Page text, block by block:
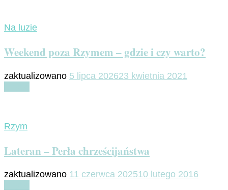
Na luzie
Weekend poza Rzymem – gdzie i czy warto?
zaktualizowano 5 lipca 202623 kwietnia 2021
Rzym
Lateran – Perła chrześcijaństwa
zaktualizowano 11 czerwca 202510 lutego 2016